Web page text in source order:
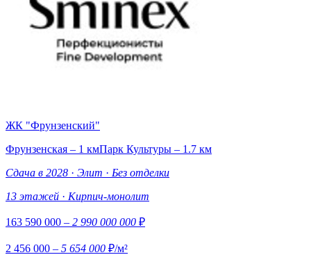
ЖК "Фрунзенский"
Фрунзенская – 1 кмПарк Культуры – 1.7 км
Сдача в 2028 · Элит · Без отделки
13 этажей · Кирпич-монолит
163 590 000 – 2 990 000 000 ₽
2 456 000 – 5 654 000 ₽/м²